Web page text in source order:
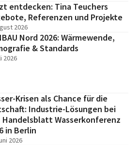
entdecken: Tina Teuchers
Referenzen und Projekte
2026
Nord 2026: Wärmewende,
& Standards
2026
Krisen als Chance für die
Industrie-Lösungen bei
Wasserkonferenz
in Berlin
2026